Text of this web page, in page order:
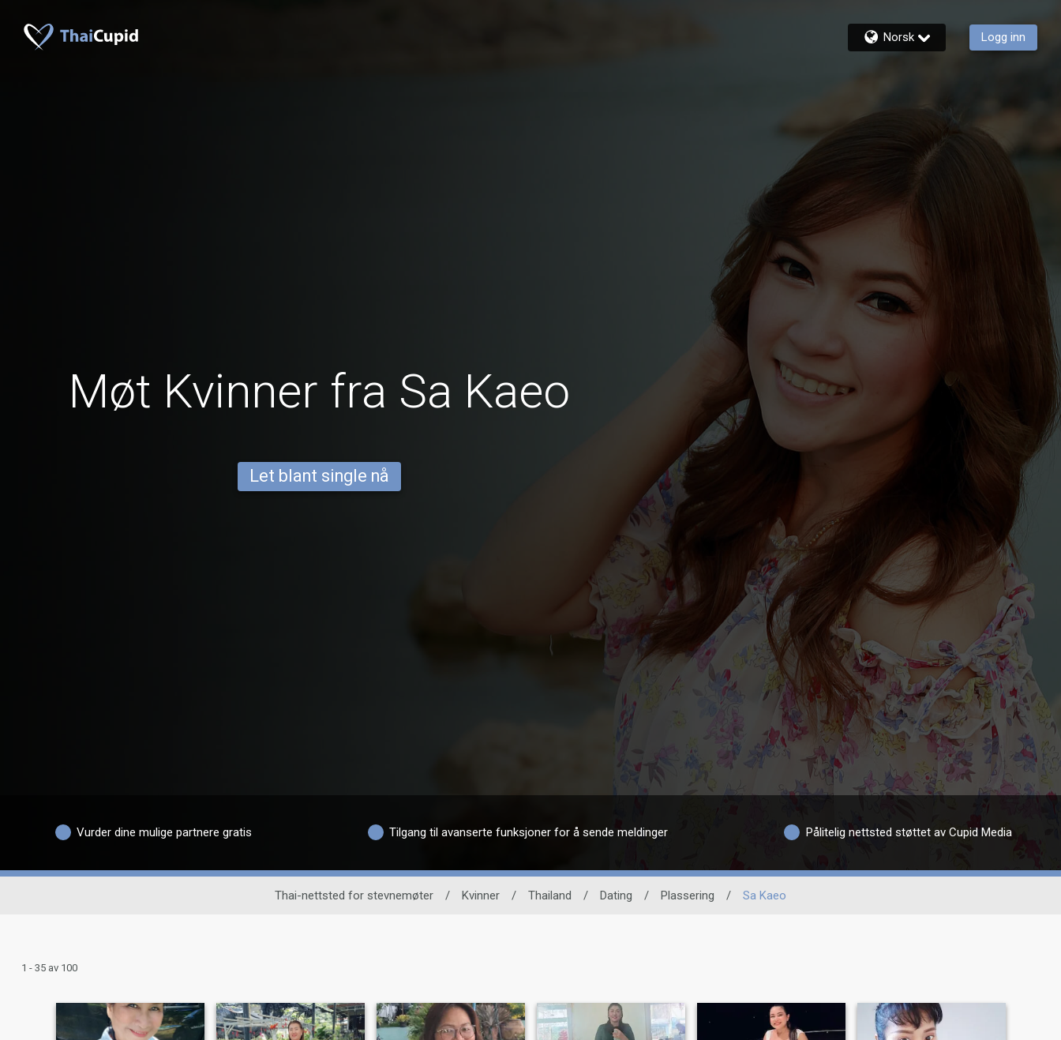
Norsk Logg inn
Møt Kvinner fra Sa Kaeo
Let blant single nå
Vurder dine mulige partnere gratis Tilgang til avanserte funksjoner for å sende meldinger Pålitelig nettsted støttet av Cupid Media
Thai-nettsted for stevnemøter / Kvinner / Thailand / Dating / Plassering / Sa Kaeo
1 - 35 av 100